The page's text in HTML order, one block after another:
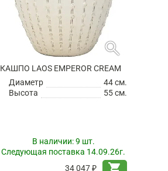
search
КАШПО LAOS EMPEROR CREAM
Диаметр
44 см.
Высота
55 см.
В наличии:9 шт.
Следующая поставка 14.09.26г.
34 047 ₽